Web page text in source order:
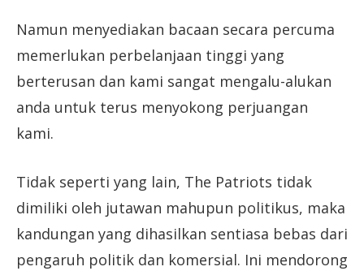
Namun menyediakan bacaan secara percuma
memerlukan perbelanjaan tinggi yang
berterusan dan kami sangat mengalu-alukan
anda untuk terus menyokong perjuangan
kami.
Tidak seperti yang lain, The Patriots tidak
dimiliki oleh jutawan mahupun politikus, maka
kandungan yang dihasilkan sentiasa bebas dari
pengaruh politik dan komersial. Ini mendorong